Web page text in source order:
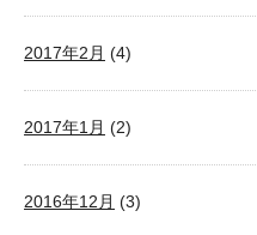
2017年2月 (4)
2017年1月 (2)
2016年12月 (3)